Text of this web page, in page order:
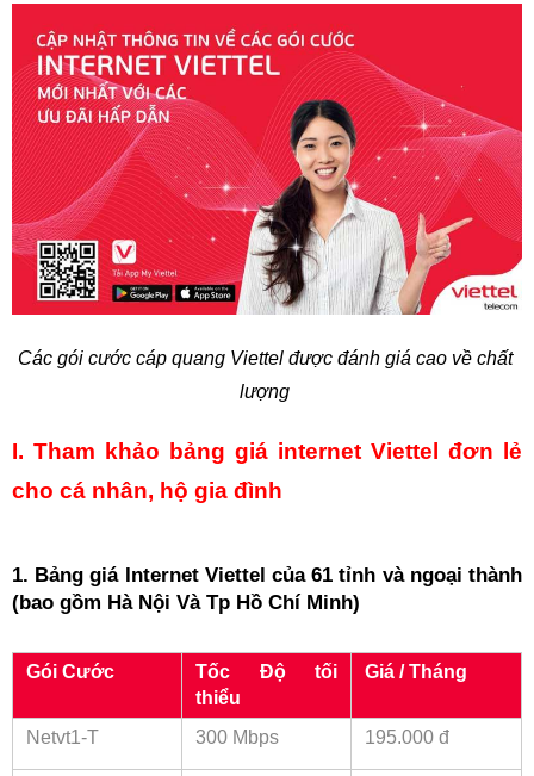
Các gói cước cáp quang Viettel được đánh giá cao về chất
lượng
I. Tham khảo bảng giá internet Viettel đơn lẻ
cho cá nhân, hộ gia đình
1. Bảng giá Internet Viettel của 61 tỉnh và ngoại thành
(bao gồm Hà Nội Và Tp Hồ Chí Minh)
Gói Cước
Tốc Độ tối
thiểu
Giá / Tháng
Netvt1-T 300 Mbps 195.000 đ